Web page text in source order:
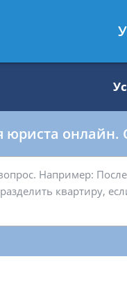
8 812 509-
юриста онлайн.